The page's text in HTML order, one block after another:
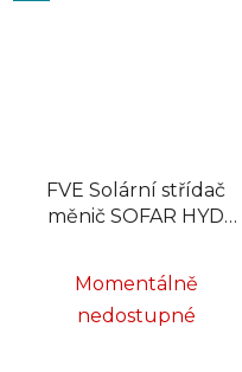
FVE Solární střídač
měnič SOFAR HYD
Momentálně
nedostupné